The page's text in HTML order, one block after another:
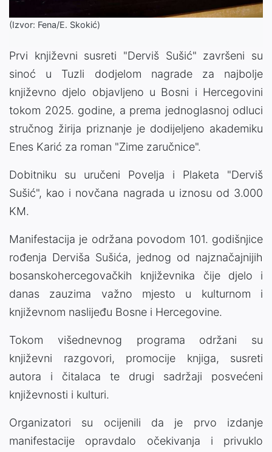
(Izvor: Fena/E. Skokić)
Prvi književni susreti "Derviš Sušić" završeni su
sinoć u Tuzli dodjelom nagrade za najbolje
književno djelo objavljeno u Bosni i Hercegovini
tokom 2025. godine, a prema jednoglasnoj odluci
stručnog žirija priznanje je dodijeljeno akademiku
Enes Karić za roman "Zime zaručnice".
Dobitniku su uručeni Povelja i Plaketa "Derviš
Sušić", kao i novčana nagrada u iznosu od 3.000
KM.
Manifestacija je održana povodom 101. godišnjice
rođenja Derviša Sušića, jednog od najznačajnijih
bosanskohercegovačkih književnika čije djelo i
danas zauzima važno mjesto u kulturnom i
književnom naslijeđu Bosne i Hercegovine.
Tokom višednevnog programa održani su
književni razgovori, promocije knjiga, susreti
autora i čitalaca te drugi sadržaji posvećeni
književnosti i kulturi.
Organizatori su ocijenili da je prvo izdanje
manifestacije opravdalo očekivanja i privuklo